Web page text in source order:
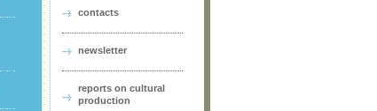
contacts
newsletter
reports on cultural
production